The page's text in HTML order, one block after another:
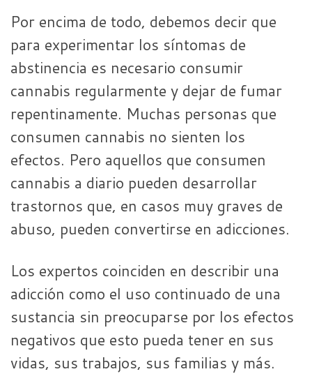
Por encima de todo, debemos decir que
para experimentar los síntomas de
abstinencia es necesario consumir
cannabis regularmente y dejar de fumar
repentinamente. Muchas personas que
consumen cannabis no sienten los
efectos. Pero aquellos que consumen
cannabis a diario pueden desarrollar
trastornos que, en casos muy graves de
abuso, pueden convertirse en adicciones.
Los expertos coinciden en describir una
adicción como el uso continuado de una
sustancia sin preocuparse por los efectos
negativos que esto pueda tener en sus
vidas, sus trabajos, sus familias y más.